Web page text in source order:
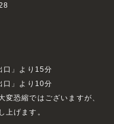
」より15分
」より10分
恐縮ではございますが、
上げます。